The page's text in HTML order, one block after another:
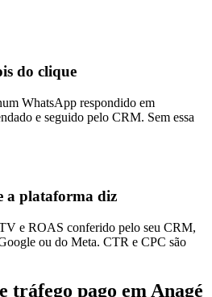
do clique
WhatsApp respondido em
e seguido pelo CRM. Sem essa
a plataforma diz
e ROAS conferido pelo seu CRM,
ou do Meta. CTR e CPC são
tráfego pago em Anagé